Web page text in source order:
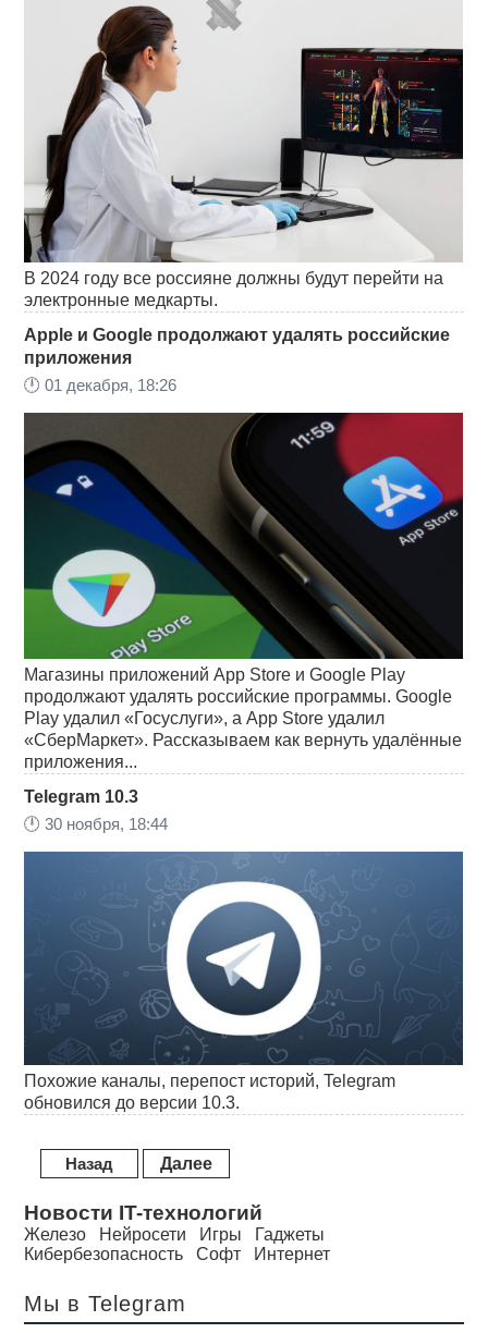
В 2024 году все россияне должны будут перейти на
электронные медкарты.
Apple и Google продолжают удалять российские
приложения
🕛01 декабря, 18:26
Магазины приложений App Store и Google Play
продолжают удалять российские программы. Google
Play удалил «Госуслуги», а App Store удалил
«СберМаркет». Рассказываем как вернуть удалённые
приложения...
Telegram 10.3
🕛30 ноября, 18:44
Похожие каналы, перепост историй, Telegram
обновился до версии 10.3.
Назад Далее
Новости IT-технологий
Железо Нейросети Игры
Гаджеты
Кибербезопасность
Софт Интернет
Мы в Telegram